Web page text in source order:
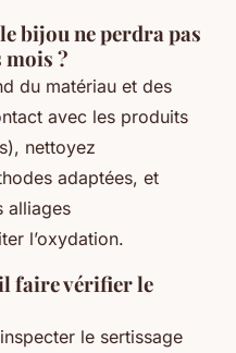
bijou ne perdra pas
mois ?
du matériau et des
avec les produits
nettoyez
adaptées, et
alliages
l’oxydation.
faire vérifier le
le sertissage